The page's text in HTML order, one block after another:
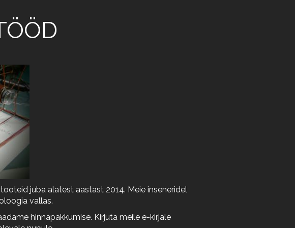
juba alatest aastast 2014. Meie inseneridel
vallas.
hinnapakkumise. Kirjuta meile e-kirjale